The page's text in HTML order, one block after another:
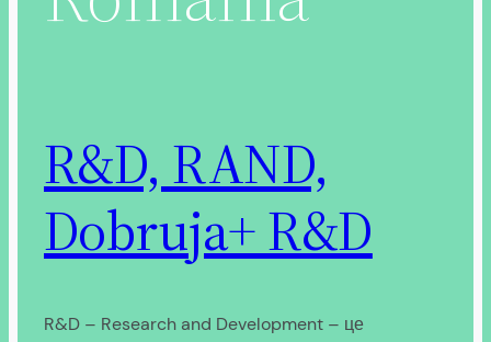
R&D, RAND,
Dobruja+ R&D
R&D – Research and Development – це